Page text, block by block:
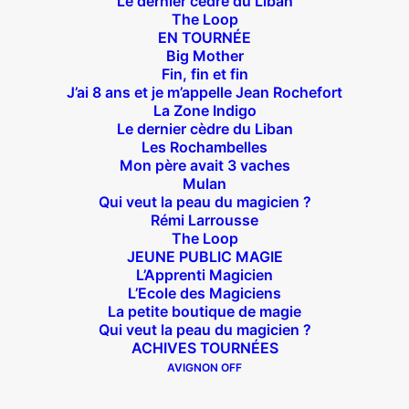
The Loop
EN TOURNÉE
Big Mother
Fin, fin et fin
J’ai 8 ans et je m’appelle Jean Rochefort
La Zone Indigo
Le dernier cèdre du Liban
Les Rochambelles
Mon père avait 3 vaches
Mulan
Qui veut la peau du magicien ?
Rémi Larrousse
The Loop
JEUNE PUBLIC MAGIE
L’Apprenti Magicien
L’Ecole des Magiciens
La petite boutique de magie
Qui veut la peau du magicien ?
ACHIVES TOURNÉES
AVIGNON OFF
Suivez nous !
Théâtre des Béliers Parisiens
14 bis rue Sainte Isaure 75018 Paris– M° Jules
Joffrin / Simplon – Loc :01 42 62 35 00
À l’affiche
Big Mother